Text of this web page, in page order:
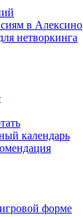
в Алексино
нетворкинга
календарь
форме